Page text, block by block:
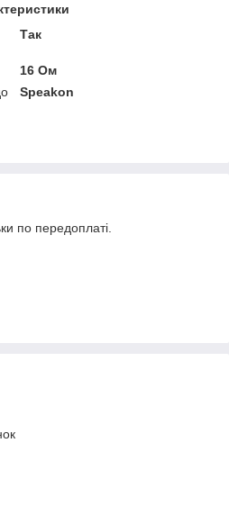
Так
16 Ом
Speakon
по передоплаті.